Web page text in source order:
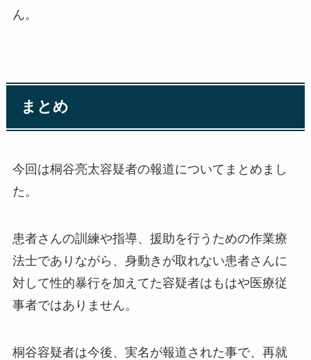
ん。
まとめ
今回は桐谷亮太容疑者の報道についてまとめまし
た。
患者さんの訓練や指導、援助を行うための作業療
法士でありながら、身動きが取れない患者さんに
対して性的暴行を加えてた容疑者はもはや医療従
事者ではありません。
桐谷容疑者は今後、実名が報道された事で、再就